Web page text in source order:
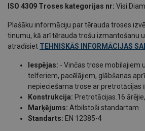
ISO 4309 Troses kategorijas nr: Visi
Plašāku informāciju par tērauda troses
tinumu, kā arī tērauda trošu izmantošanu
atradīsiet TEHNISKĀS INFORMĀCIJAS
Iespējas: - Vinčas trose mobilajiem
telferiem, pacēlājiem, glābšanas
nepieciešama trose ar pretrotācijas
Konstrukcija: Pretrotācijas.16
Marķējums: Atbilstoši standartam
Standarts: EN 12385-4